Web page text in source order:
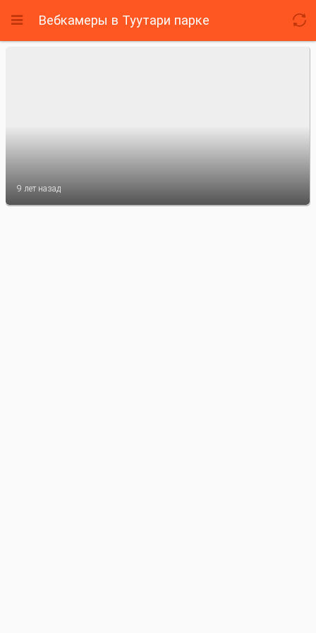
 Вебкамеры в Туутари парке 
9 лет назад